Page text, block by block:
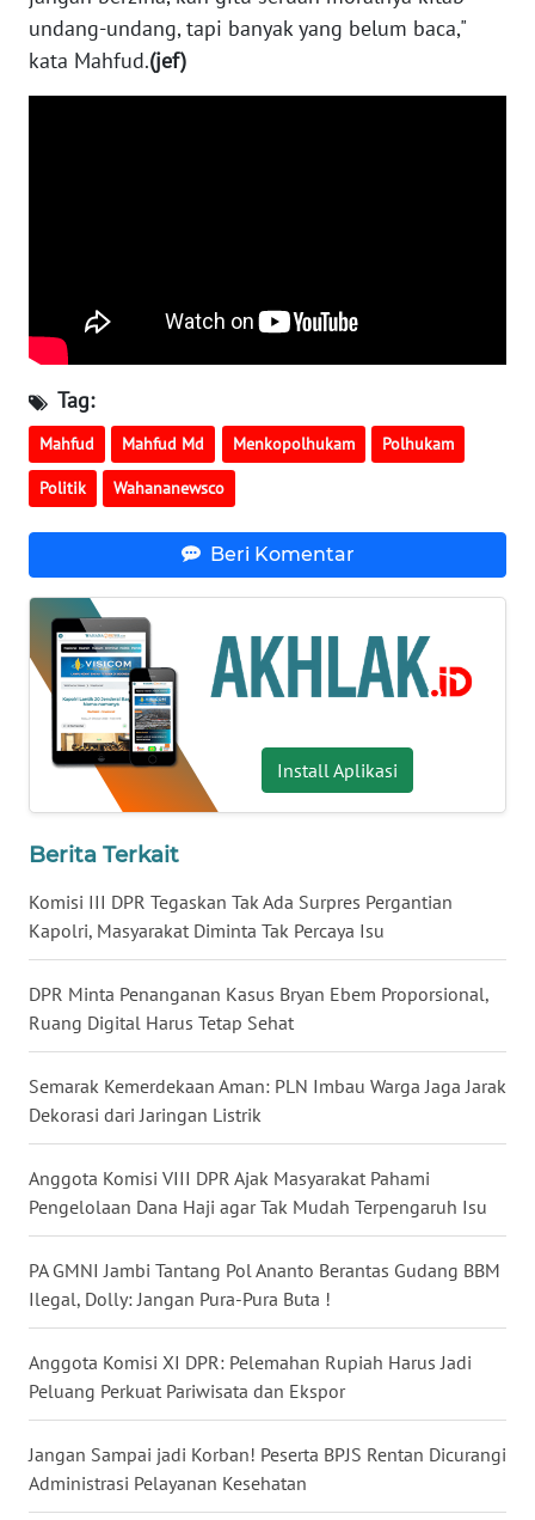
undang-undang, tapi banyak yang belum baca,"
kata Mahfud.(jef)
Tag:
Mahfud Mahfud Md Menkopolhukam Polhukam
Politik Wahananewsco
Beri Komentar
Install Aplikasi
Berita Terkait
Komisi III DPR Tegaskan Tak Ada Surpres Pergantian
Kapolri, Masyarakat Diminta Tak Percaya Isu
DPR Minta Penanganan Kasus Bryan Ebem Proporsional,
Ruang Digital Harus Tetap Sehat
Semarak Kemerdekaan Aman: PLN Imbau Warga Jaga Jarak
Dekorasi dari Jaringan Listrik
Anggota Komisi VIII DPR Ajak Masyarakat Pahami
Pengelolaan Dana Haji agar Tak Mudah Terpengaruh Isu
PA GMNI Jambi Tantang Pol Ananto Berantas Gudang BBM
Ilegal, Dolly: Jangan Pura-Pura Buta !
Anggota Komisi XI DPR: Pelemahan Rupiah Harus Jadi
Peluang Perkuat Pariwisata dan Ekspor
Jangan Sampai jadi Korban! Peserta BPJS Rentan Dicurangi
Administrasi Pelayanan Kesehatan
AKHLAK
ID
BERITA
KONTAK
INFO
IKLAN
KAMI
PEDOMAN
MEDIA
REDAKSI
DISCLAIMER
Wahana
News
Regional
SUMUT
JAKARTA
JABAR
WN
BANTEN
WN
NTT
WN